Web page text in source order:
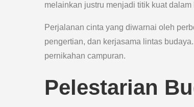
melainkan justru menjadi titik kuat dalam
Perjalanan cinta yang diwarnai oleh
pengertian, dan kerjasama lintas
pernikahan campuran.
Pelestarian